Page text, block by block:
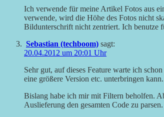
Ich verwende für meine Artikel Fotos aus
verwende, wird die Höhe des Fotos nicht
Bildunterschrift nicht zentriert. Ich benutze
Sebastian (techboom) sagt:
20.04.2012 um 20:01 Uhr
Sehr gut, auf dieses Feature warte ich
eine größere Version etc. unterbringen kann.
Bislang habe ich mir mit Filtern beholfen.
Auslieferung den gesamten Code zu parsen.